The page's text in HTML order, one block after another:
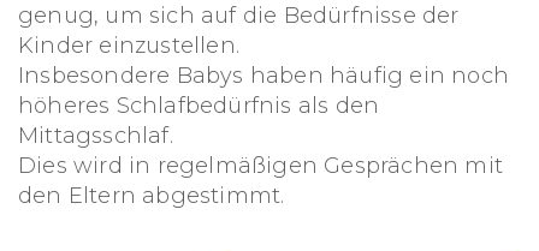
genug, um sich auf die Bedürfnisse der
Kinder einzustellen.
Insbesondere Babys haben häufig ein noch
höheres Schlafbedürfnis als den
Mittagsschlaf.
Dies wird in regelmäßigen Gesprächen mit
den Eltern abgestimmt.